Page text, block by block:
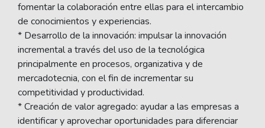
fomentar la colaboración entre ellas para el intercambio
de conocimientos y experiencias.
* Desarrollo de la innovación: impulsar la innovación
incremental a través del uso de la tecnológica
principalmente en procesos, organizativa y de
mercadotecnia, con el fin de incrementar su
competitividad y productividad.
* Creación de valor agregado: ayudar a las empresas a
identificar y aprovechar oportunidades para diferenciar